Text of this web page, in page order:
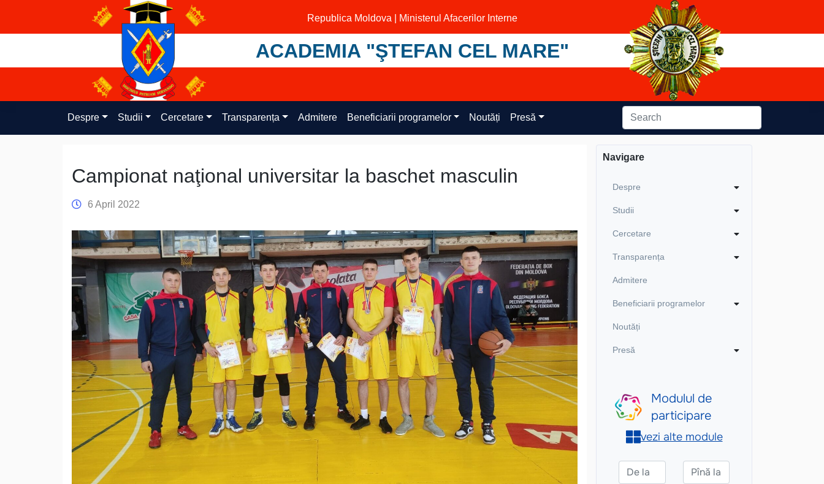
content
Republica Moldova | Ministerul Afacerilor Interne
ACADEMIA "ŞTEFAN CEL MARE"
Despre Studii Cercetare Transparența Admitere Beneficiarii programelor Noutăți Presă
Campionat naţional universitar la baschet masculin
6 April 2022
Navigare
Despre
Studii
Cercetare
Transparența
Admitere
Beneficiarii programelor
Noutăți
Presă